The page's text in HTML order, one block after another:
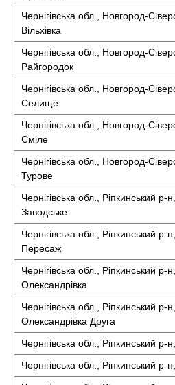
Чернігівська обл., Новгород-
Вільхівка
Чернігівська обл., Новгород-
Райгородок
Чернігівська обл., Новгород-
Селище
Чернігівська обл., Новгород-
Сміле
Чернігівська обл., Новгород-
Турове
Чернігівська обл., Ріпкинський р-
Заводське
Чернігівська обл., Ріпкинський р-
Пересаж
Чернігівська обл., Ріпкинський р-
Олександрівка
Чернігівська обл., Ріпкинський р-
Олександрівка Друга
Чернігівська обл., Ріпкинський р-
Чернігівська обл., Ріпкинський р-